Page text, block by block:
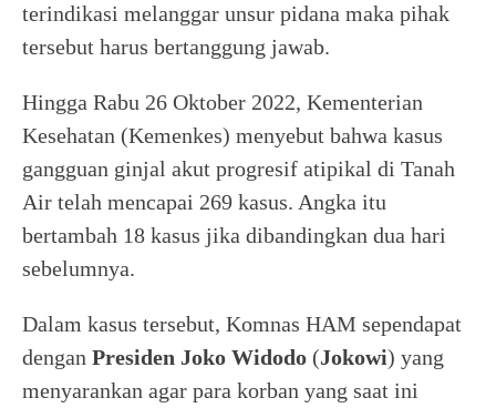
terindikasi melanggar unsur pidana maka pihak
tersebut harus bertanggung jawab.
Hingga Rabu 26 Oktober 2022, Kementerian
Kesehatan (Kemenkes) menyebut bahwa kasus
gangguan ginjal akut progresif atipikal di Tanah
Air telah mencapai 269 kasus. Angka itu
bertambah 18 kasus jika dibandingkan dua hari
sebelumnya.
Dalam kasus tersebut, Komnas HAM sependapat
dengan Presiden Joko Widodo (Jokowi) yang
menyarankan agar para korban yang saat ini